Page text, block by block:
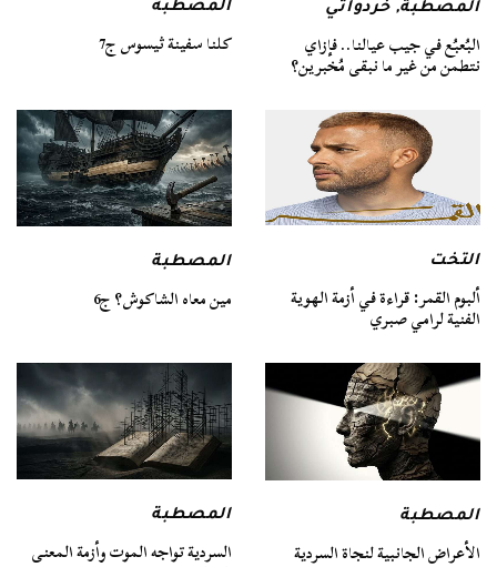
المصطبة,خردواتي
البُعبُع في جيب عيالنا.. فإزاي
نتطمن من غير ما نبقى مُخبرين؟
المصطبة
كلنا سفينة ثيسوس ج7
التخت
ألبوم القمر: قراءة في أزمة الهوية
الفنية لرامي صبري
المصطبة
مين معاه الشاكوش؟ ج6
المصطبة
الأعراض الجانبية لنجاة السردية
المصطبة
السردية تواجه الموت وأزمة المعنى